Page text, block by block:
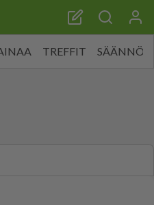
TREFFIT SÄÄNNÖT